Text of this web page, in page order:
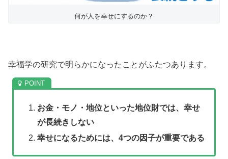
何が人を幸せにするのか？
幸福学の研究で明らかになったことがふたつあります。
お金・モノ・地位といった地位財では、幸せ
が長続きしない
幸せになるためには、4つの因子が重要である